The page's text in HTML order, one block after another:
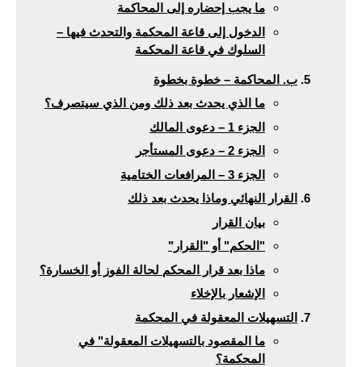
ما يجب إحضاره إلى المحاكمة
الدخول إلى قاعة المحكمة والتحدث فيها –
السلوك في قاعة المحكمة
ب. المحاكمة – خطوة بخطوة
ما الذي يحدث بعد ذلك ومن الذي سيتصرف؟
الجزء 1 – دعوى المالك
الجزء 2 – دعوى المستأجر
الجزء 3 – المرافعات الختامية
القرار النهائي وماذا يحدث بعد ذلك
بيان القرار
"الحكم" أو "القرار"
ماذا بعد قرار المحكم لحالة الفوز أو الخسارة؟
الإشعار بالإخلاء
التسهيلات المعقولة في المحكمة
ما المقصود بالتسهيلات المعقولة" في
المحكمة؟